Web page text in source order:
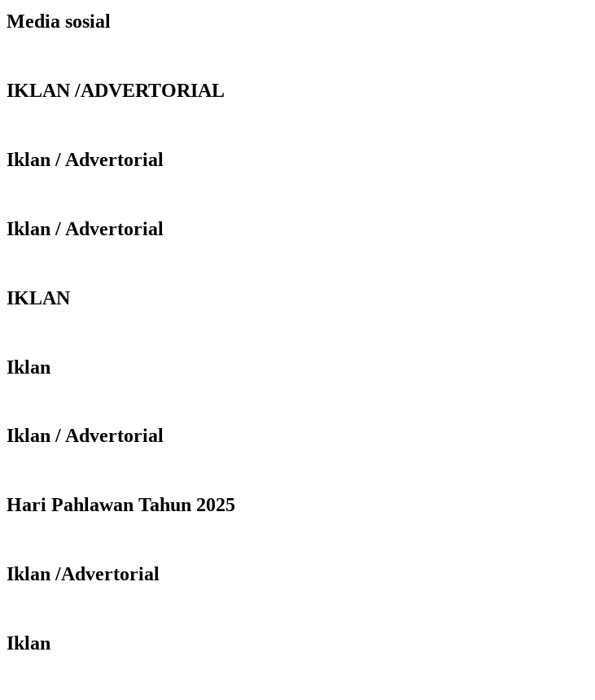
Media sosial
IKLAN /ADVERTORIAL
Iklan / Advertorial
Iklan / Advertorial
IKLAN
Iklan
Iklan / Advertorial
Hari Pahlawan Tahun 2025
Iklan /Advertorial
Iklan